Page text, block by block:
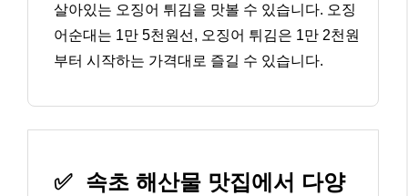
살아있는 오징어 튀김을 맛볼 수 있습니다. 오징
어순대는 1만 5천원선, 오징어 튀김은 1만 2천원
부터 시작하는 가격대로 즐길 수 있습니다.
✅ 속초 해산물 맛집에서 다양